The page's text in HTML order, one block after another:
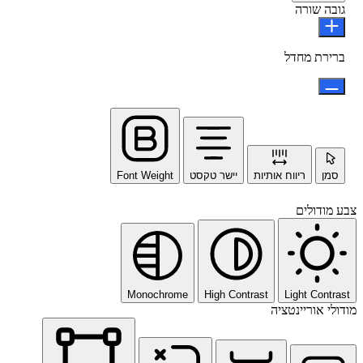
גובה שורה
ברירת מחדל
סמן ריווח אותיות יישר טקסט Font Weight
צבע מודולים
Light Contrast
High Contrast
Monochrome
מודולי אוריינטציה